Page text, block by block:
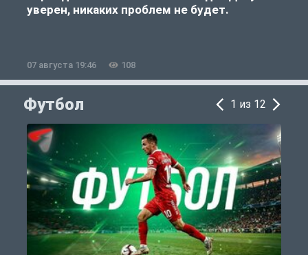
уверен, никаких проблем не будет.
07 августа 19:46 108
Футбол 1 из 12